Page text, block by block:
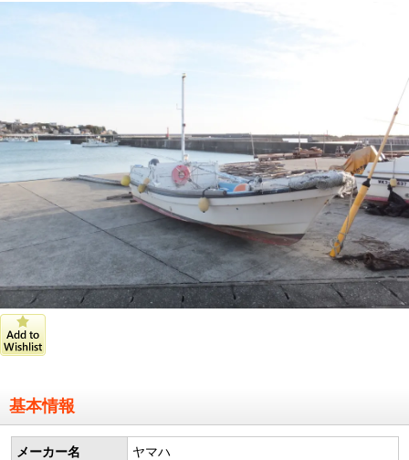
基本情報
メーカー名 ヤマハ